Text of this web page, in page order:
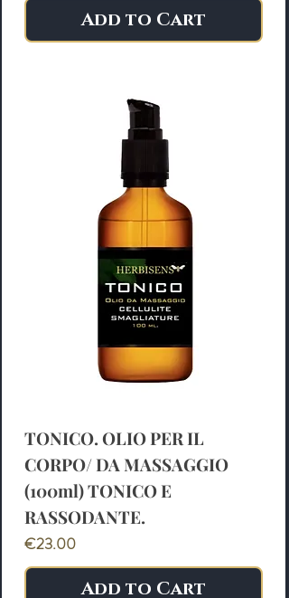
Add to Cart
TONICO. OLIO PER IL
CORPO/ DA MASSAGGIO
(100ml) TONICO E
RASSODANTE.
Price
€23.00
Add to Cart